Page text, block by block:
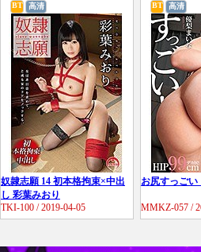
BT 高清
奴隷志願 14 初本格拘束×中出
し 彩葉みおり
TKI-100 / 2019-04-05
BT 高清
お尻すっごい
MMKZ-057 /